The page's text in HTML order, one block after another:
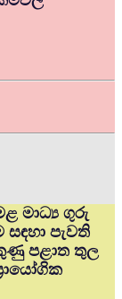
මාධ්‍ය ගුරු
සඳහා පැවති
පළාත තුල